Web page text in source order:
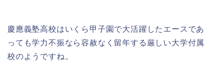
慶應義塾高校はいくら甲子園で大活躍したエースであ
っても学力不振なら容赦なく留年する厳しい大学付属
校のようですね。